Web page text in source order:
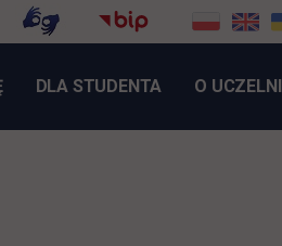
LINK OTWIERA SIĘ W NOWEJ KARCIE
DLA STUDENTA O UCZELNI